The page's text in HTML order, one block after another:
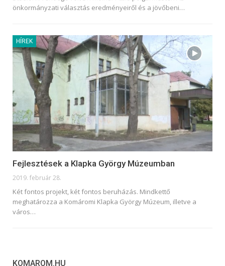
önkormányzati választás eredményeiről és a jövőbeni…
HÍREK
Fejlesztések a Klapka György Múzeumban
2019. február 28.
Két fontos projekt, két fontos beruházás. Mindkettő
meghatározza a Komáromi Klapka György Múzeum, illetve a
város…
KOMAROM.HU